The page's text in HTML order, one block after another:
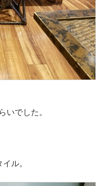
いでした。
ル。